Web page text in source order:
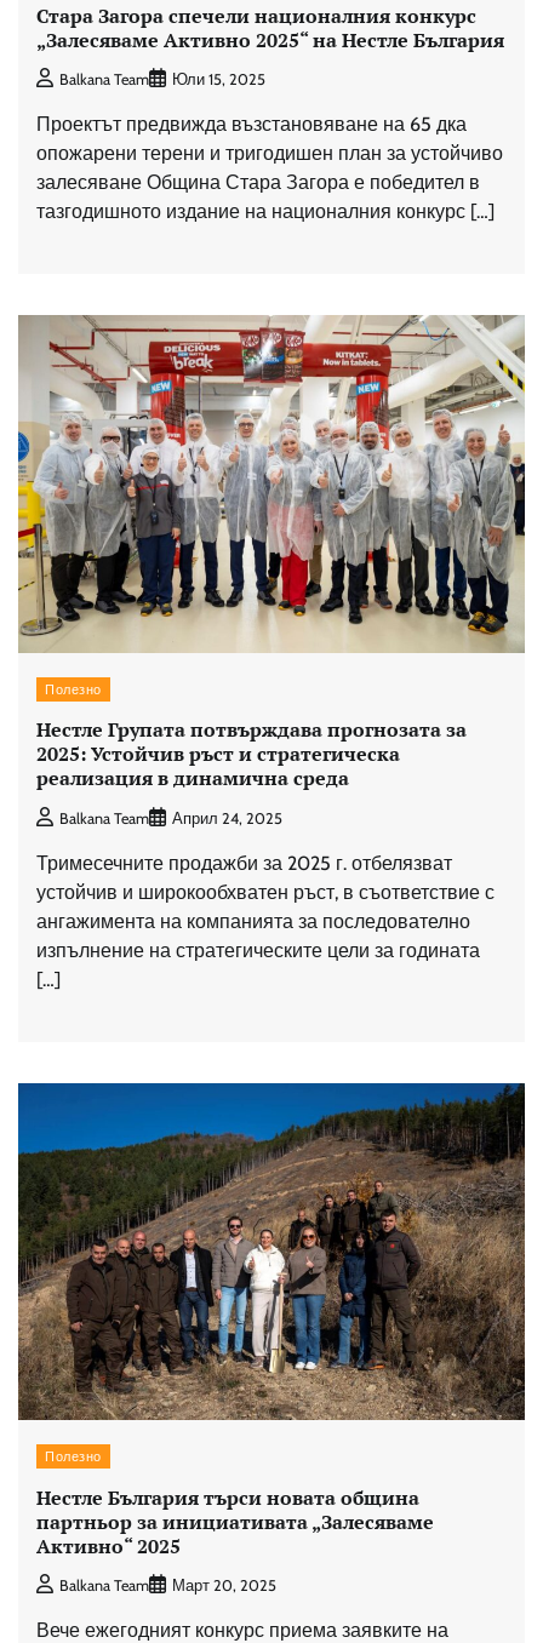
Стара Загора спечели националния конкурс
„Залесяваме Активно 2025“ на Нестле България
Balkana Team Юли 15, 2025
Проектът предвижда възстановяване на 65 дка
опожарени терени и тригодишен план за устойчиво
залесяване Община Стара Загора е победител в
тазгодишното издание на националния конкурс […]
Полезно
Нестле Групата потвърждава прогнозата за
2025: Устойчив ръст и стратегическа
реализация в динамична среда
Balkana Team Април 24, 2025
Тримесечните продажби за 2025 г. отбелязват
устойчив и широкообхватен ръст, в съответствие с
ангажимента на компанията за последователно
изпълнение на стратегическите цели за годината
[…]
Полезно
Нестле България търси новата община
партньор за инициативата „Залесяваме
Активно“ 2025
Balkana Team Март 20, 2025
Вече ежегодният конкурс приема заявките на